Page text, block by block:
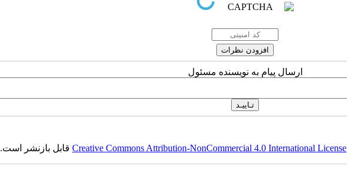
ارسال پیام به نویسنده مسئول
Creative Commons Attribution-NonCommercial 4.0 International Licenseقابل بازنشر است.